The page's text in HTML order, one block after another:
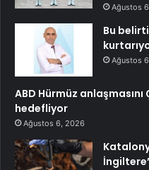
Ağustos
Bu
Ağustos
ABD Hürmüz
hedefliyor
Ağustos 6, 2026